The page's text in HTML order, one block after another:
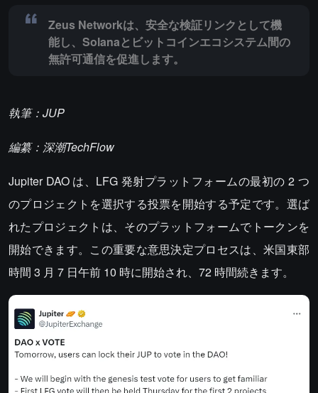
Zeus Networkは、安全な検証リンクとして機
能し、Solanaとビットコインエコシステム間の
無許可通信を促進します。
執筆：JUP
編纂：深潮TechFlow
Jupiter DAO は、LFG 発射プラットフォームの最初の 2 つ
のプロジェクトを選択する投票を開始する予定です。選ば
れたプロジェクトは、そのプラットフォームでトークンを
開始できます。この重要な意思決定プロセスは、米国東部
時間 3 月 7 日午前 10 時に開始され、72 時間続きます。